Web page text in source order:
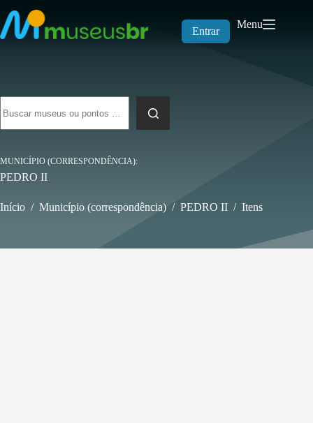
para
o
conteúdo
Entrar
Menu
resultados
MUNICÍPIO (CORRESPONDÊNCIA)
PEDRO II
Início / Município (correspondência) / PEDRO II / Itens